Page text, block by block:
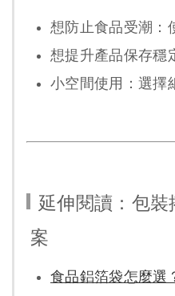
想防止食品受潮：
想提升產品保存穩
小空間使用：選擇
延伸閱讀：包
案
食品鋁箔袋怎麼選